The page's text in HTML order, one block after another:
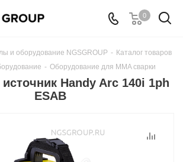
0
и оборудование NGSGROUP - Каталог товаров
- Оборудование для MMA сварки
Handy Arc 140i 1ph
ESAB